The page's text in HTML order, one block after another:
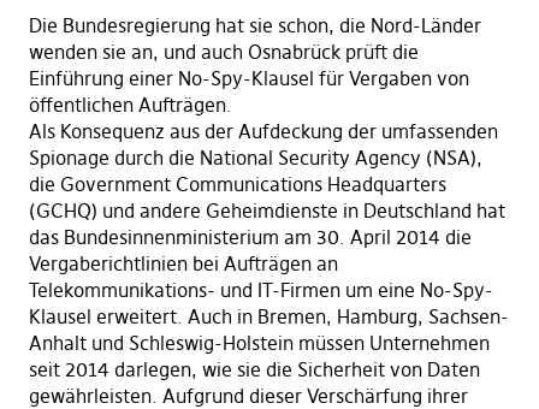
Die Bundesregierung hat sie schon, die Nord-Länder
wenden sie an, und auch Osnabrück prüft die
Einführung einer No-Spy-Klausel für Vergaben von
öffentlichen Aufträgen.
Als Konsequenz aus der Aufdeckung der umfassenden
Spionage durch die National Security Agency (NSA),
die Government Communications Headquarters
(GCHQ) und andere Geheimdienste in Deutschland hat
das Bundesinnenministerium am 30. April 2014 die
Vergaberichtlinien bei Aufträgen an
Telekommunikations- und IT-Firmen um eine No-Spy-
Klausel erweitert. Auch in Bremen, Hamburg, Sachsen-
Anhalt und Schleswig-Holstein müssen Unternehmen
seit 2014 darlegen, wie sie die Sicherheit von Daten
gewährleisten. Aufgrund dieser Verschärfung ihrer